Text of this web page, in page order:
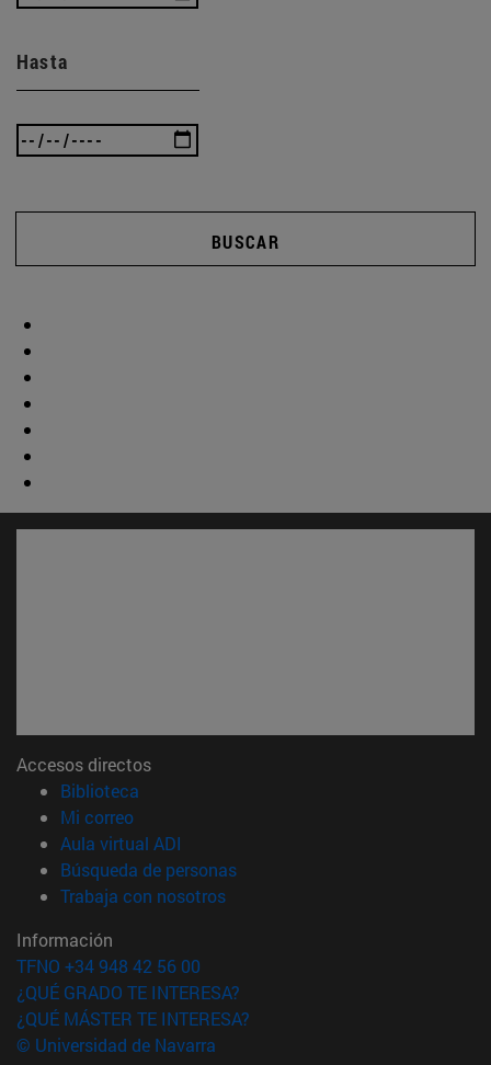
Hasta
BUSCAR
Accesos directos
Biblioteca
Mi correo(abre en nueva ventana)
Aula virtual ADI
Búsqueda de personas(abre en nueva ventana)
Trabaja con nosotros(abre en nueva ventana)
Información
TFNO +34 948 42 56 00
¿QUÉ GRADO TE INTERESA?
¿QUÉ MÁSTER TE INTERESA?
© Universidad de Navarra